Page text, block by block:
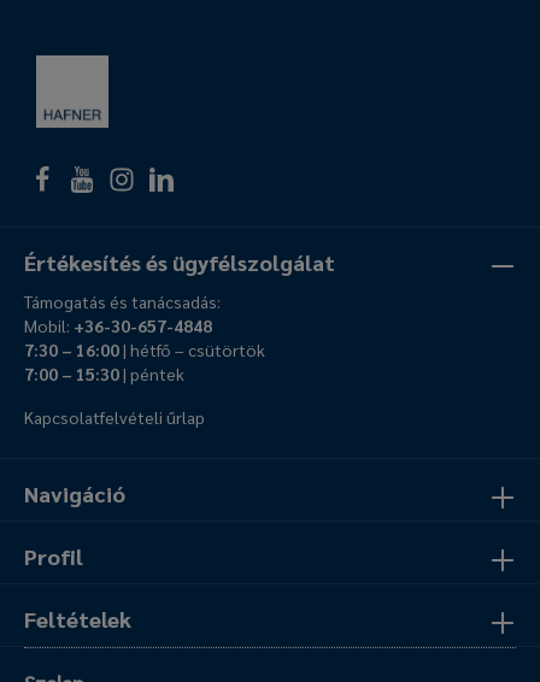
Navigáció
Profil
Feltételek
Értékesítés és ügyfélszolgálat
Támogatás és tanácsadás:
Mobil: +36-30-657-4848
7:30 – 16:00| hétfő – csütörtök
7:00 – 15:30| péntek
Kapcsolatfelvételi űrlap